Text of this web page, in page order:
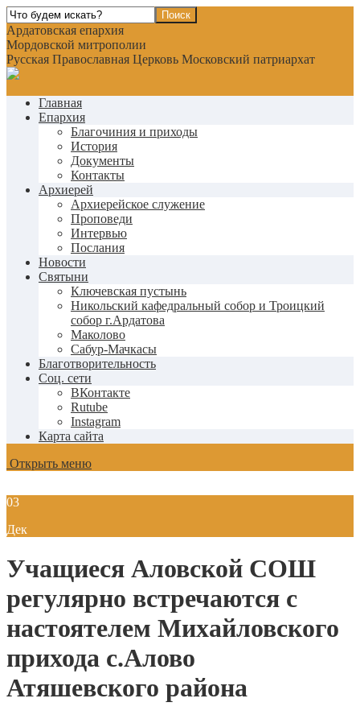
Ардатовская епархия
Мордовской митрополии
Русская Православная Церковь Московский патриархат
Главная
Епархия
Благочиния и приходы
История
Документы
Контакты
Архиерей
Архиерейское служение
Проповеди
Интервью
Послания
Новости
Святыни
Ключевская пустынь
Никольский кафедральный собор и Троицкий
собор г.Ардатова
Маколово
Сабур-Мачкасы
Благотворительность
Соц. сети
ВКонтакте
Rutube
Instagram
Карта сайта
Открыть меню
03
Дек
Учащиеся Аловской СОШ
регулярно встречаются с
настоятелем Михайловского
прихода с.Алово
Атяшевского района